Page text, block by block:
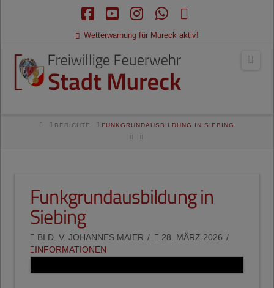
RSS
Wetterwarnung für Mureck aktiv!
HOMEBERICHTE FUNKGRUNDAUSBILDUNG IN SIEBING
Funkgrundausbildung in
Siebing
BI D. V. JOHANNES MAIER
28. MÄRZ 2026
INFORMATIONEN